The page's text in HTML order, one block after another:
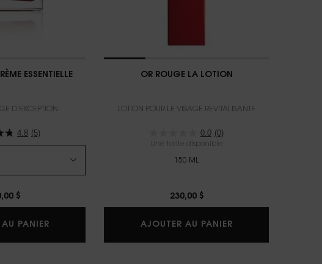
ESSENTIELLE
D'EXCEPTION
4.8 (5)
$
PANIER OR ROUGE LA CRÈME ESSENTIELLE
OR ROUGE LA LOTION
LOTION POUR LE VISAGE REVITALISANTE
0.0 (0)
Une taille disponible
150 ML
230,00 $
AJOUTER AU PANIER